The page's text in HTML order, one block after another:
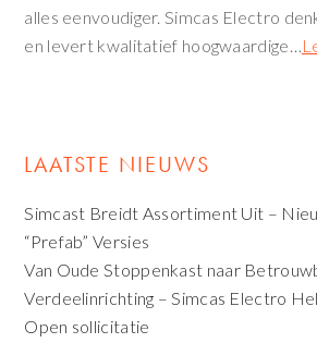
alles eenvoudiger. Simcas Electro
en levert kwalitatief hoogwaardige…
LAATSTE NIEUWS
Simcast Breidt Assortiment Uit –
“Prefab” Versies
Van Oude Stoppenkast naar
Verdeelinrichting – Simcas Electro
Open sollicitatie